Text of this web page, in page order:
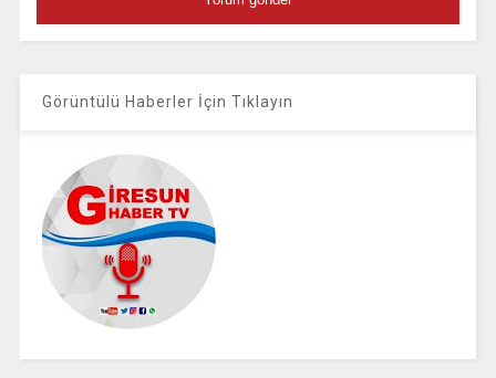
Görüntülü Haberler İçin Tıklayın